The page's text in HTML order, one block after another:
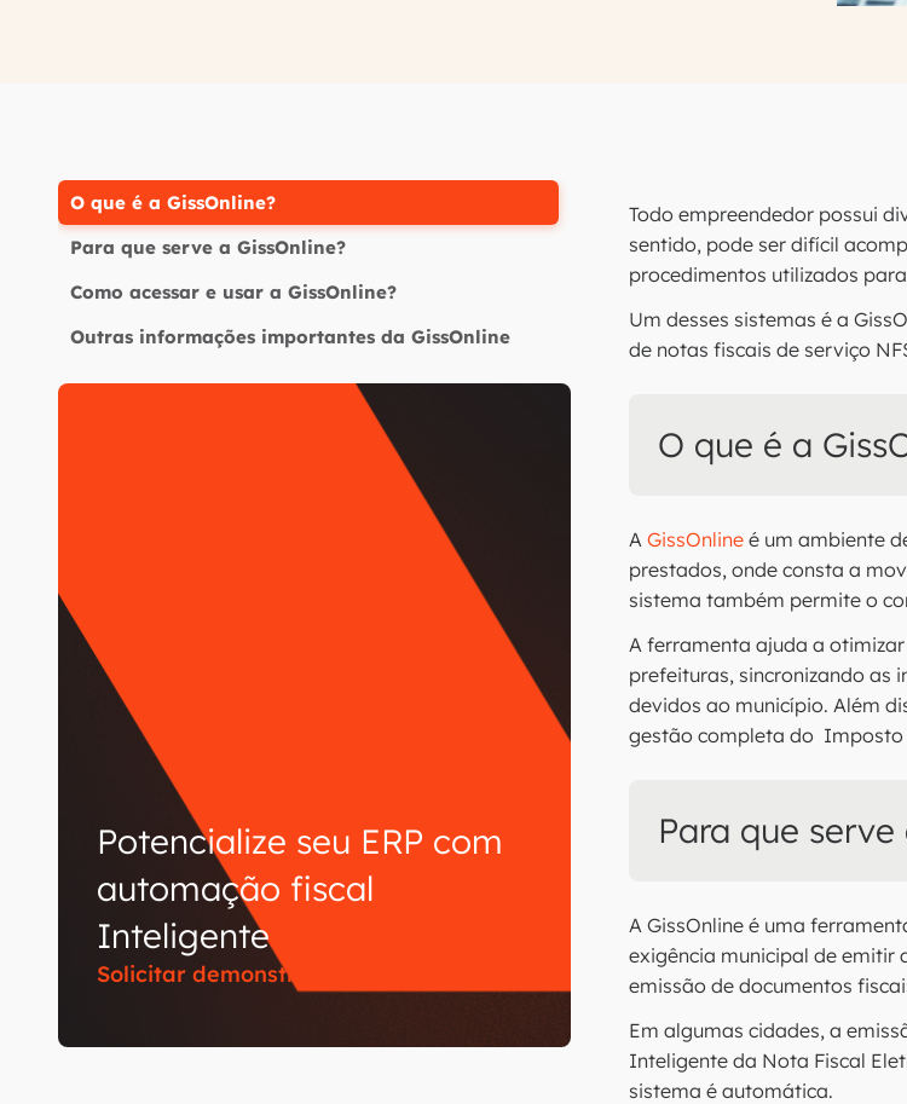
O que é a GissOnline?
Para que serve a GissOnline?
Como acessar e usar a GissOnline?
Outras informações importantes da GissOnline
Potencialize seu ERP com
automação fiscal
Inteligente
Solicitar demonstração
Todo empreendedor possui
sentido, pode ser difícil
procedimentos utilizados
Um desses sistemas é a
de notas fiscais de serviço
O que é a
A GissOnlineé um ambiente
prestados, onde consta a
sistema também permite o
A ferramenta ajuda a
prefeituras, sincronizando as
devidos ao município. Além
gestão completa do Imposto
Para que serve
A GissOnline é uma
exigência municipal de emitir
emissão de documentos
Em algumas cidades, a
Inteligente da Nota Fiscal
sistema é automática.